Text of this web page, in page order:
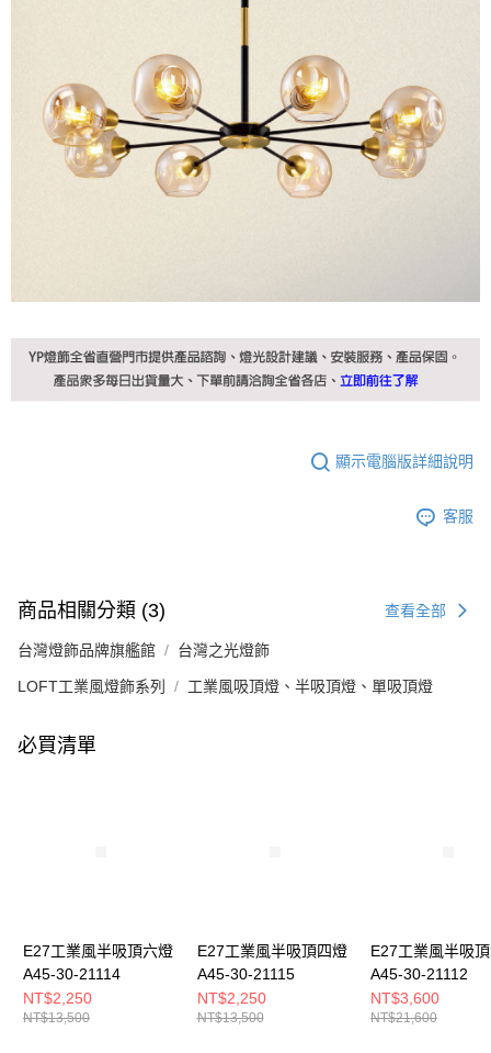
顯示電腦版詳細說明
客服
商品相關分類 (3) 查看全部
台灣燈飾品牌旗艦館 台灣之光燈飾
LOFT工業風燈飾系列 工業風吸頂燈、半吸頂燈、單吸頂燈
必買清單
E27工業風半吸頂六燈
A45-30-21114
NT$2,250
NT$13,500
E27工業風半吸頂四燈
A45-30-21115
NT$2,250
NT$13,500
E27工業風半吸
A45-30-21112
NT$3,600
NT$21,600